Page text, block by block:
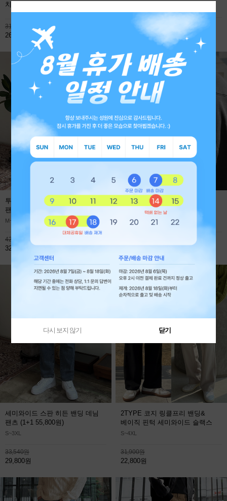
치노팬츠
31,900원
26,800원 59,800원
투턱 사계절 프리미엄 와이드 데님
팬츠
M~XL
42,800원
32,800원
에어로 쿨에버 절개 오버핏 긴팔
M~XL
세미와이드 스판 히든 밴딩 데님
팬츠 (1+1 55,800원)
S~3XL
33,540원
29,800원
2TYPE 코지 링클프리 밴딩&
베이직 핀턱 세미와이드 슬랙스
S~4XL
31,900원
22,800원
다시 보지 않기 닫기